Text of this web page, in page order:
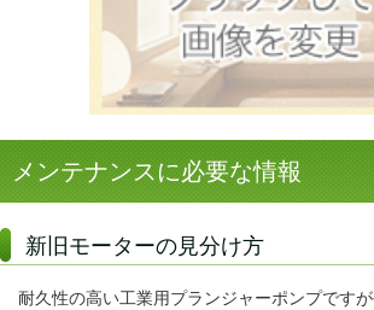
メンテナンスに必要な情報
新旧モーターの見分け方
耐久性の高い工業用プランジャーポンプです